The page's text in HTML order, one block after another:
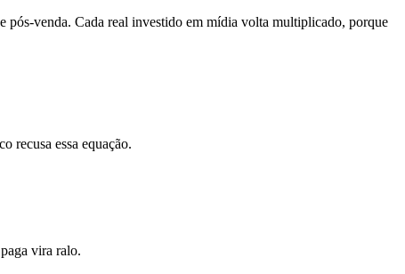
venda. Cada real investido em mídia volta multiplicado, porque
recusa essa equação.
vira ralo.